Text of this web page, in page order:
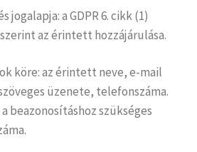
jogalapja: a GDPR 6. cikk (1)
az érintett hozzájárulása.
köre: az érintett neve, e-mail
üzenete, telefonszáma.
beazonosításhoz szükséges